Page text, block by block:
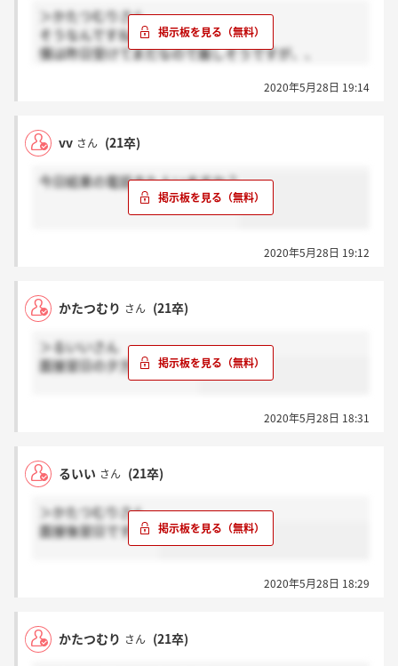
＞かたつむりさん
そうなんですね。
僕は昨日受けてまだなので厳しそうですが、、
2020年5月28日 19:14
vv さん (21卒)
今日結果の電話きた人いますか？
2020年5月28日 19:12
かたつむり さん (21卒)
＞るいいさん
面接翌日の夕方に来ました
2020年5月28日 18:31
るいい さん (21卒)
＞かたつむりさん
面接後翌日ですか？
2020年5月28日 18:29
かたつむり さん (21卒)